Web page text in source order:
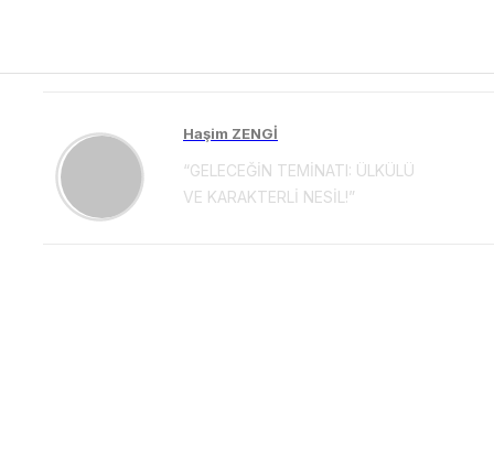
Haşim ZENGİ
“GELECEĞİN TEMİNATI: ÜLKÜLÜ
VE KARAKTERLİ NESİL!”